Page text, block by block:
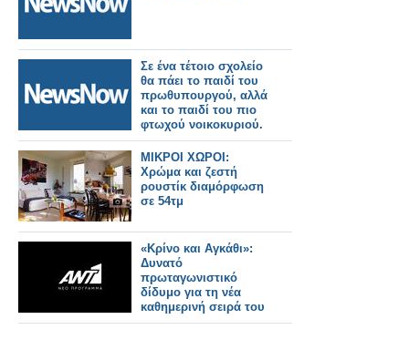
Σε ένα τέτοιο σχολείο
θα πάει το παιδί του
πρωθυπουργού, αλλά
και το παιδί του πιο
φτωχού νοικοκυριού.
ΜΙΚΡΟΙ ΧΩΡΟΙ:
Χρώμα και ζεστή
ρουστίκ διαμόρφωση
σε 54τμ
«Κρίνο και Αγκάθι»:
Δυνατό
πρωταγωνιστικό
δίδυμο για τη νέα
καθημερινή σειρά του
ΑΝΤ1